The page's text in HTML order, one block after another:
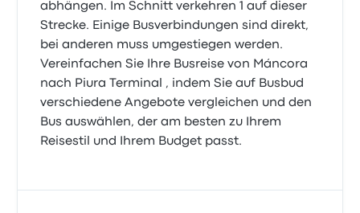
abhängen. Im Schnitt verkehren 1 auf dieser
Strecke. Einige Busverbindungen sind direkt,
bei anderen muss umgestiegen werden.
Vereinfachen Sie Ihre Busreise von Máncora
nach Piura Terminal , indem Sie auf Busbud
verschiedene Angebote vergleichen und den
Bus auswählen, der am besten zu Ihrem
Reisestil und Ihrem Budget passt.